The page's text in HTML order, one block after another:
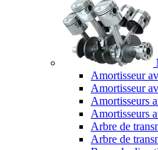
Amortisseur
Amortisseur
Amortisseurs
Amortisseurs
Arbre de
Arbre de